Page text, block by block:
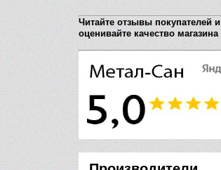
Читайте отзывы покупателей и
оценивайте качество магазина